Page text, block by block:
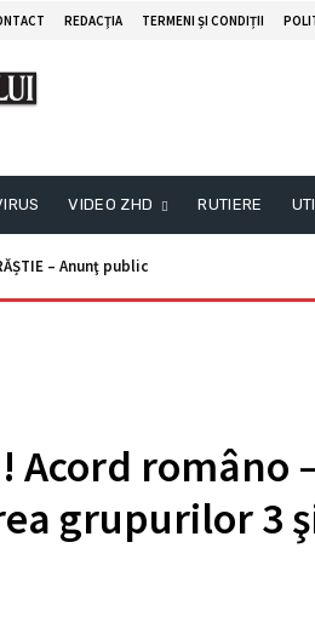
REDACŢIA TERMENI ȘI CONDIȚII
VIDEO ZHD RUTIERE
– Anunţ public
de informare
Acord româno
grupurilor 3